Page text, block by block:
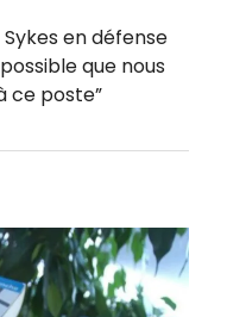
Sykes en défense
que nous
ce poste”